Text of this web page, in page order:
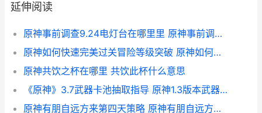
延伸阅读
原神事前调查9.24电灯台在哪里里 原神事前调查应调查什么
原神如何快速完美过关冒险等级突破 原神如何快速完成主线
原神共饮之杯在哪里 共饮此杯什么意思
《原神》3.7武器卡池抽取指导 原神1.3版本武器属性
原神有朋自远方来第四天策略 原神有朋自远方来剧情全过程